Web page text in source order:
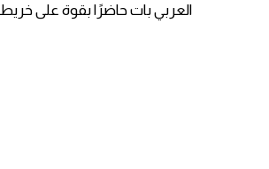
العربي بات حاضرًا بقوة على خريطة